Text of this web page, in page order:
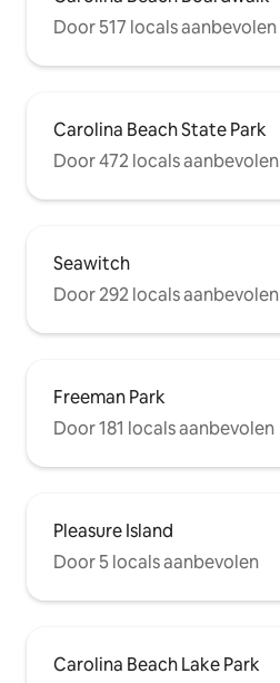
Door 517 locals aanbevolen
Carolina Beach State Park
Door 472 locals aanbevolen
Seawitch
Door 292 locals aanbevolen
Freeman Park
Door 181 locals aanbevolen
Pleasure Island
Door 5 locals aanbevolen
Carolina Beach Lake Park